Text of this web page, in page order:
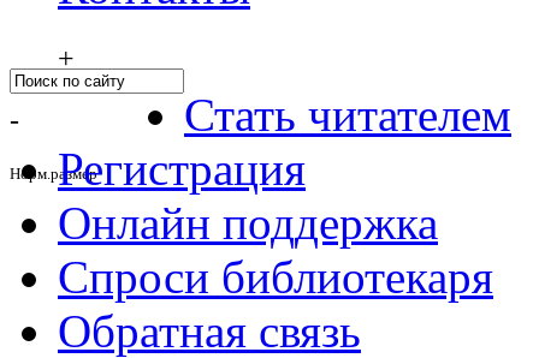
+
-
Норм.размер
Стать читателем
Регистрация
Онлайн поддержка
Спроси библиотекаря
Обратная связь